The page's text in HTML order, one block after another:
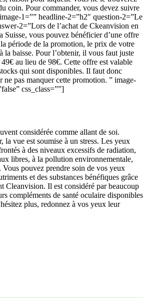
coin. Pour commander, vous devez suivre
1=”” headline-2=”h2″ question-2=”Le
2=”Lors de l’achat de Ckeanvision en
Suisse, vous pouvez bénéficier d’une offre
période de la promotion, le prix de votre
la baisse. Pour l’obtenir, il vous faut juste
au lieu de 98€. Cette offre est valable
qui sont disponibles. Il faut donc
ne pas manquer cette promotion. ” image-
css_class=””]
considérée comme allant de soi.
la vue est soumise à un stress. Les yeux
à des niveaux excessifs de radiation,
libres, à la pollution environnementale,
Vous pouvez prendre soin de vos yeux
et des substances bénéfiques grâce
Cleanvision. Il est considéré par beaucoup
compléments de santé oculaire disponibles
plus, redonnez à vos yeux leur